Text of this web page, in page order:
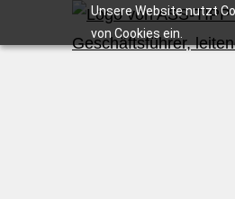
Unsere Website nutzt
von Cookies ein.